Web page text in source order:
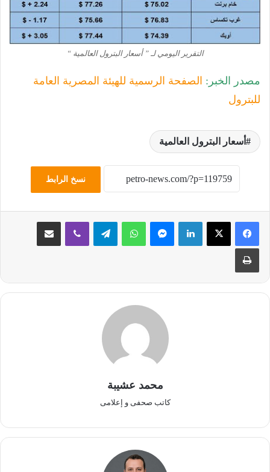
التقرير اليومي لـ ” أسعار البترول العالمية “
مصدر الخبر: الصفحة الرسمية للهيئة المصرية العامة
للبترول
أسعار البترول العالمية
نسخ الرابط
لينكدإن ماسنجر واتساب تيلقرام ڤايبر مشاركة عبر البريد
طباعة
محمد عشيبة
كاتب صحفى و إعلامى